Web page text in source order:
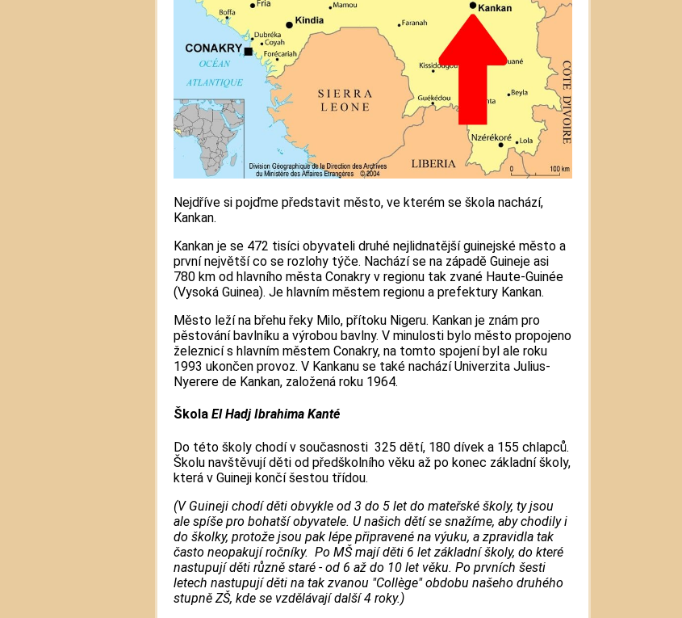
Nejdříve si pojďme představit město, ve kterém se škola nachází,
Kankan.
Kankan je se 472 tisíci obyvateli druhé nejlidnatější guinejské město a
první největší co se rozlohy týče. Nachází se na západě Guineje asi
780 km od hlavního města Conakry v regionu tak zvané Haute-Guinée
(Vysoká Guinea). Je hlavním městem regionu a prefektury Kankan.
Město leží na břehu řeky Milo, přítoku Nigeru. Kankan je znám pro
pěstování bavlníku a výrobou bavlny. V minulosti bylo město propojeno
železnicí s hlavním městem Conakry, na tomto spojení byl ale roku
1993 ukončen provoz. V Kankanu se také nachází Univerzita Julius-
Nyerere de Kankan, založená roku 1964.
Škola El Hadj Ibrahima Kanté
Do této školy chodí v současnosti 325 dětí, 180 dívek a 155 chlapců.
Školu navštěvují děti od předškolního věku až po konec základní školy,
která v Guineji končí šestou třídou.
(V Guineji chodí děti obvykle od 3 do 5 let do mateřské školy, ty jsou
ale spíše pro bohatší obyvatele. U našich dětí se snažíme, aby chodily i
do školky, protože jsou pak lépe připravené na výuku, a zpravidla tak
často neopakují ročníky. Po MŠ mají děti 6 let základní školy, do které
nastupují děti různě staré - od 6 až do 10 let věku. Po prvních šesti
letech nastupují děti na tak zvanou "Collège" obdobu našeho druhého
stupně ZŠ, kde se vzdělávají další 4 roky.)